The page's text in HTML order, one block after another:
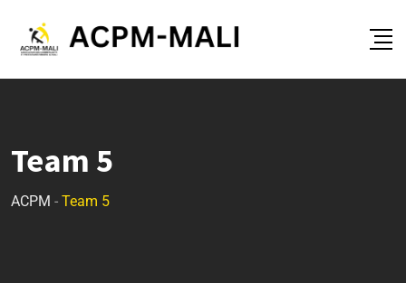
Team 5
ACPM - Team 5